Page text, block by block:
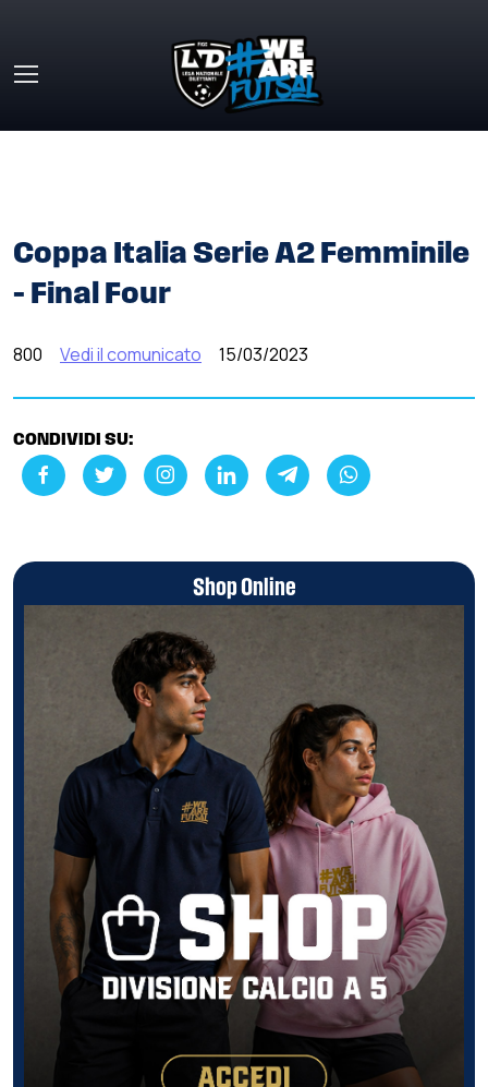
Coppa Italia Serie A2 Femminile
– Final Four
800 Vedi il comunicato 15/03/2023
CONDIVIDI SU:
Shop Online